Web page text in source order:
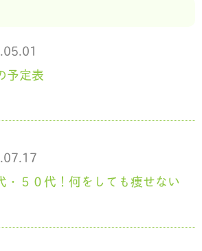
予定表
・５０代！何をしても痩せない